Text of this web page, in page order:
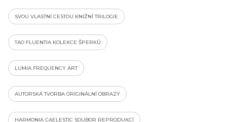
SVOU VLASTNÍ CESTOU KNIŽNÍ TRILOGIE
TAO FLUENTIA KOLEKCE ŠPERKŮ
LUMIA FREQUENCY ART
AUTORSKÁ TVORBA ORIGINÁLNÍ OBRAZY
HARMONIA CAELESTIC SOUBOR REPRODUKCÍ